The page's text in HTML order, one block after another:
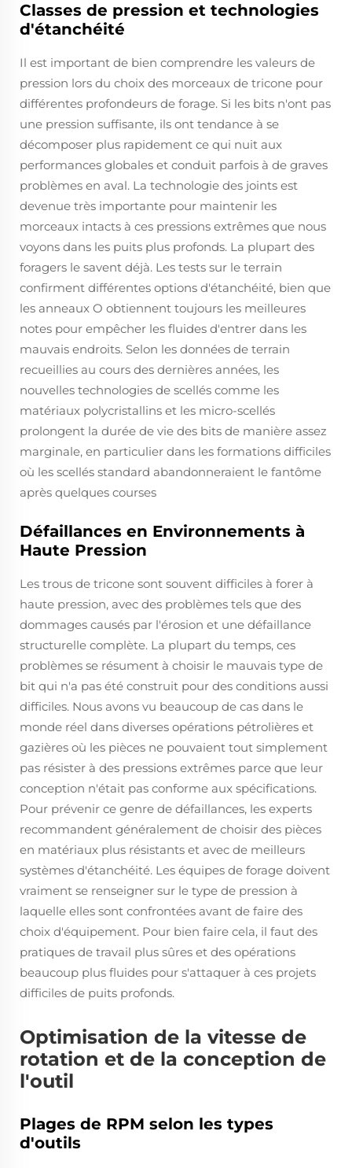
Classes de pression et technologies
d'étanchéité
Il est important de bien comprendre les valeurs de
pression lors du choix des morceaux de tricone pour
différentes profondeurs de forage. Si les bits n'ont pas
une pression suffisante, ils ont tendance à se
décomposer plus rapidement ce qui nuit aux
performances globales et conduit parfois à de graves
problèmes en aval. La technologie des joints est
devenue très importante pour maintenir les
morceaux intacts à ces pressions extrêmes que nous
voyons dans les puits plus profonds. La plupart des
foragers le savent déjà. Les tests sur le terrain
confirment différentes options d'étanchéité, bien que
les anneaux O obtiennent toujours les meilleures
notes pour empêcher les fluides d'entrer dans les
mauvais endroits. Selon les données de terrain
recueillies au cours des dernières années, les
nouvelles technologies de scellés comme les
matériaux polycristallins et les micro-scellés
prolongent la durée de vie des bits de manière assez
marginale, en particulier dans les formations difficiles
où les scellés standard abandonneraient le fantôme
après quelques courses
Défaillances en Environnements à
Haute Pression
Les trous de tricone sont souvent difficiles à forer à
haute pression, avec des problèmes tels que des
dommages causés par l'érosion et une défaillance
structurelle complète. La plupart du temps, ces
problèmes se résument à choisir le mauvais type de
bit qui n'a pas été construit pour des conditions aussi
difficiles. Nous avons vu beaucoup de cas dans le
monde réel dans diverses opérations pétrolières et
gazières où les pièces ne pouvaient tout simplement
pas résister à des pressions extrêmes parce que leur
conception n'était pas conforme aux spécifications.
Pour prévenir ce genre de défaillances, les experts
recommandent généralement de choisir des pièces
en matériaux plus résistants et avec de meilleurs
systèmes d'étanchéité. Les équipes de forage doivent
vraiment se renseigner sur le type de pression à
laquelle elles sont confrontées avant de faire des
choix d'équipement. Pour bien faire cela, il faut des
pratiques de travail plus sûres et des opérations
beaucoup plus fluides pour s'attaquer à ces projets
difficiles de puits profonds.
Optimisation de la vitesse de
rotation et de la conception de
l'outil
Plages de RPM selon les types
d'outils